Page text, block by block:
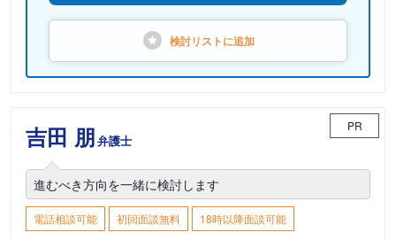
検討リストに追加
吉田 朋弁護士
PR
進むべき方向を一緒に検討します
電話相談可能 初回面談無料 18時以降面談可能